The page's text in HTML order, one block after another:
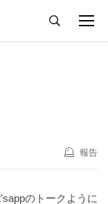
報告
のトークように